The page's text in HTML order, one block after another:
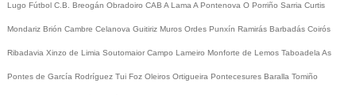
Lugo Fútbol C.B. Breogán Obradoiro CAB A Lama A Pontenova O Porriño Sarria Curtis
Mondariz Brión Cambre Celanova Guitiriz Muros Ordes Punxín Ramirás Barbadás Coirós
Ribadavia Xinzo de Limia Soutomaior Campo Lameiro Monforte de Lemos Taboadela As
Pontes de García Rodríguez Tui Foz Oleiros Ortigueira Pontecesures Baralla Tomiño